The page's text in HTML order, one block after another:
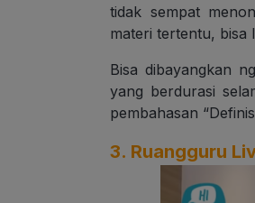
tidak sempat
materi tertentu, bisa
Bisa dibayangkan
yang berdurasi
pembahasan
3. Ruangguru